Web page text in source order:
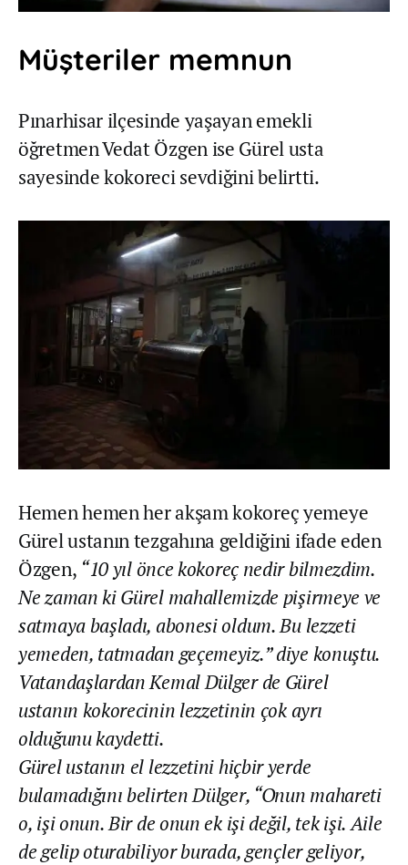
Müşteriler memnun
Pınarhisar ilçesinde yaşayan emekli
öğretmen Vedat Özgen ise Gürel usta
sayesinde kokoreci sevdiğini belirtti.
Hemen hemen her akşam kokoreç yemeye
Gürel ustanın tezgahına geldiğini ifade eden
Özgen, “10 yıl önce kokoreç nedir bilmezdim.
Ne zaman ki Gürel mahallemizde pişirmeye ve
satmaya başladı, abonesi oldum. Bu lezzeti
yemeden, tatmadan geçemeyiz.” diye konuştu.
Vatandaşlardan Kemal Dülger de Gürel
ustanın kokorecinin lezzetinin çok ayrı
olduğunu kaydetti.
Gürel ustanın el lezzetini hiçbir yerde
bulamadığını belirten Dülger, “Onun mahareti
o, işi onun. Bir de onun ek işi değil, tek işi. Aile
de gelip oturabiliyor burada, gençler geliyor,